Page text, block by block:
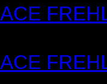
ACE
ACE